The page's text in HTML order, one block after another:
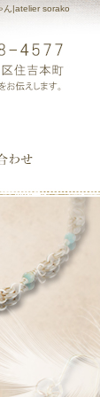
ん|atelier sorako